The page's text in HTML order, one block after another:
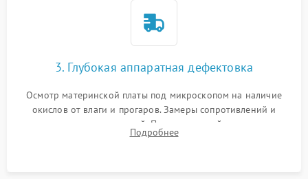
3. Глубокая аппаратная дефектовка
Осмотр материнской платы под микроскопом на наличие
окислов от влаги и прогаров. Замеры сопротивлений и
дежурных напряжений. Проверка цепей питания,
мультиконтроллера, процессора и видеочипа.
Подробнее